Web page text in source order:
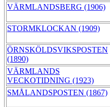
VÄRMLANDSBERG (1906)
STORMKLOCKAN (1909)
ÖRNSKÖLDSVIKSPOSTEN
(1890)
VÄRMLANDS
VECKOTIDNING (1923)
SMÅLANDSPOSTEN (1867)